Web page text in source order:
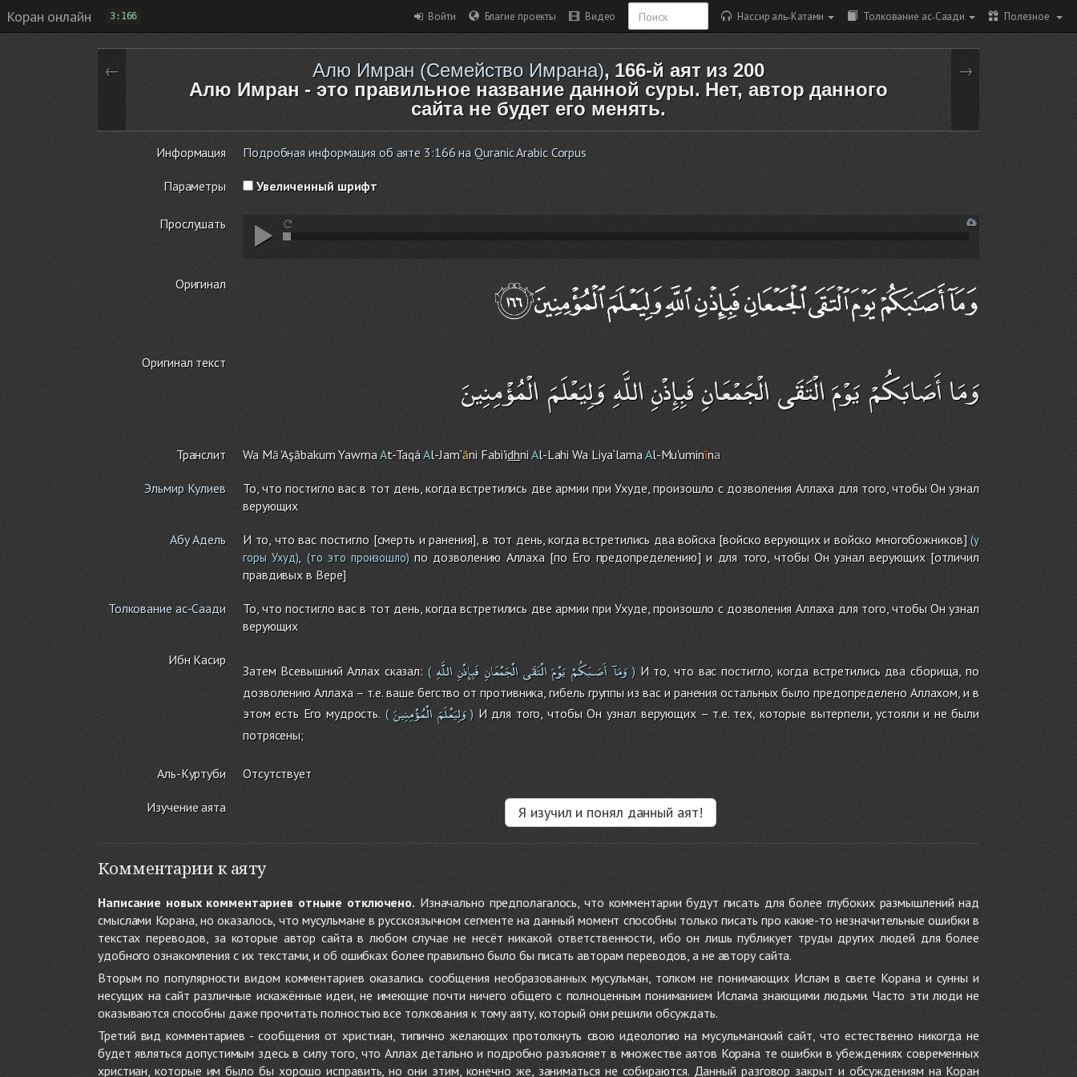
Коран онлайн 3:166 Войти Благие проекты Видео Нассир аль-Катами Толкование ас-Саади Полезное
← Алю Имран (Семейство Имрана), 166-й аят из 200
Алю Имран - это правильное название данной суры. Нет, автор данного
сайта не будет его менять.
→
Информация Подробная информация об аяте 3:166 на Quranic Arabic Corpus
Параметры Увеличенный шрифт
Прослушать
Оригинал
Оригинал текст
وَمَا أَصَابَكُمْ يَوْمَ الْتَقَى الْجَمْعَانِ فَبِإِذْنِ اللَّهِ وَلِيَعْلَمَ الْمُؤْمِنِينَ
Транслит Wa Mā'AşābakumYawmaAt-TaqáAl-Jam`āni Fabi'idhniAl-Lahi Wa Liya`lamaAl-Mu'uminīna
Эльмир Кулиев
То, что постигло вас в тот день, когда встретились две армии при Ухуде, произошло с дозволения Аллаха для того, чтобы Он узнал
верующих
Абу Адель И то, что вас постигло [смерть и ранения], в тот день, когда встретились два войска [войско верующих и войско многобожников](у
горы Ухуд), (то это произошло)по дозволению Аллаха [по Его предопределению] и для того, чтобы Он узнал верующих [отличил
правдивых в Вере]
Толкование ас-Саади
То, что постигло вас в тот день, когда встретились две армии при Ухуде, произошло с дозволения Аллаха для того, чтобы Он узнал
верующих
Ибн Касир
Затем Всевышний Аллах сказал: ( وَمَآأَصَـبَكُمْ يَوْمَالْتَقَىالْجَمْعَانِ فَبِإِذْنِاللَّهِ )И то, что вас постигло, когда встретились два сборища, по
дозволению Аллаха – т.е. ваше бегство от противника, гибель группы из вас и ранения остальных было предопределено Аллахом, и в
этом есть Его мудрость. ( وَلِيَعْلَمَالْمُؤْمِنِينَ ) И для того, чтобы Он узнал верующих – т.е. тех, которые вытерпели, устояли и не были
потрясены;
Аль-Куртуби Отсутствует
Изучение аята Я изучил и понял данный аят!
Комментарии к аяту
Написание новых комментариев отныне отключено. Изначально предполагалось, что комментарии будут писать для более глубоких размышлений над
смыслами Корана, но оказалось, что мусульмане в русскоязычном сегменте на данный момент способны только писать про какие-то незначительные ошибки в
текстах переводов, за которые автор сайта в любом случае не несёт никакой ответственности, ибо он лишь публикует труды других людей для более
удобного ознакомления с их текстами, и об ошибках более правильно было бы писать авторам переводов, а не автору сайта.
Вторым по популярности видом комментариев оказались сообщения необразованных мусульман, толком не понимающих Ислам в свете Корана и сунны и
несущих на сайт различные искажённые идеи, не имеющие почти ничего общего с полноценным пониманием Ислама знающими людьми. Часто эти люди не
оказываются способны даже прочитать полностью все толкования к тому аяту, который они решили обсуждать.
Третий вид комментариев - сообщения от христиан, типично желающих протолкнуть свою идеологию на мусульманский сайт, что естественно никогда не
будет являться допустимым здесь в силу того, что Аллах детально и подробно разъясняет в множестве аятов Корана те ошибки в убеждениях современных
христиан, которые им было бы хорошо исправить, но они этим, конечно же, заниматься не собираются. Данный разговор закрыт и обсуждениям на Коран